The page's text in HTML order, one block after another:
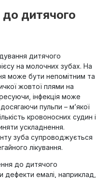
дитячого
дитячого
на молочних зубах. На
може бути непомітним та
жовтої плями на
інфекція може
пульпи – м’якої
кровоносних судин і
ускладнення.
зуба супроводжується
лікування.
до дитячого
емалі, наприклад,